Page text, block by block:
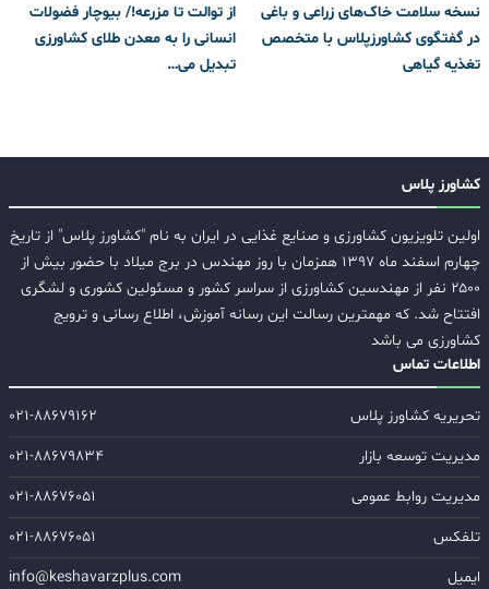
نسخه سلامت خاک‌های زراعی و باغی
در گفتگوی کشاورزپلاس با متخصص
تغذیه گیاهی
از توالت تا مزرعه!/ بیوچار فضولات
انسانی را به معدن طلای کشاورزی
تبدیل می‌…
کشاورز پلاس
اولین تلویزیون کشاورزی و صنایع غذایی در ایران به نام "کشاورز پلاس" از تاریخ
چهارم اسفند ماه ۱۳۹۷ همزمان با روز مهندس در برج میلاد با حضور بیش از
۲۵۰۰ نفر از مهندسین کشاورزی از سراسر کشور و مسئولین کشوری و لشگری
افتتاح شد. که مهمترین رسالت این رسانه آموزش، اطلاع رسانی و ترویج
کشاورزی می باشد
اطلاعات تماس
تحریریه کشاورز پلاس
۰۲۱-۸۸۶۷۹۱۶۲
مدیریت توسعه بازار
۰۲۱-۸۸۶۷۹۸۳۴
مدیریت روابط عمومی
۰۲۱-۸۸۶۷۶۰۵۱
تلفکس
۰۲۱-۸۸۶۷۶۰۵۱
ایمیل
info@keshavarzplus.com